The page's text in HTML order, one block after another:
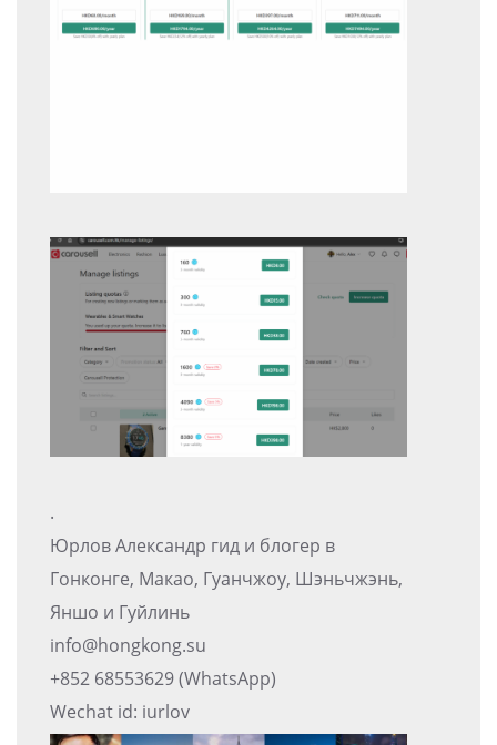
.
Юрлов Александр гид и блогер в
Гонконге, Макао, Гуанчжоу, Шэньчжэнь,
Яншо и Гуйлинь
info@hongkong.su
+852 68553629 (WhatsApp)
Wechat id: iurlov